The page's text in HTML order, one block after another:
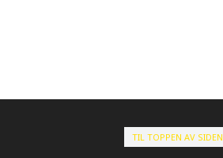
TIL TOPPEN AV SIDEN